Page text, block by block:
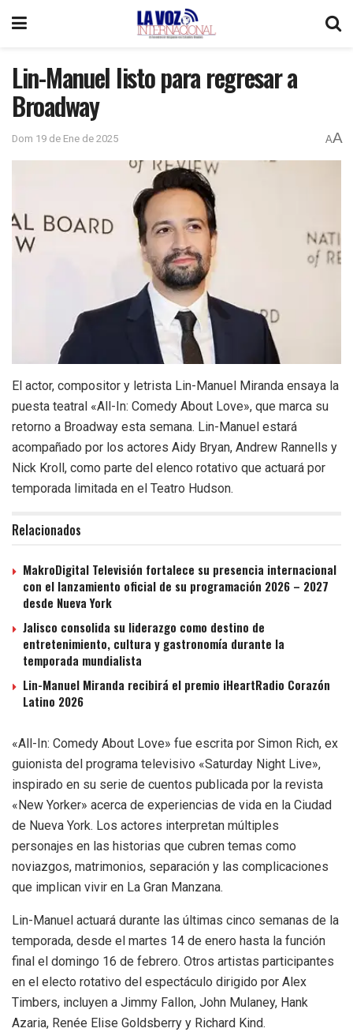
Lin-Manuel listo para regresar a
Broadway
Dom 19 de Ene de 2025 AA
El actor, compositor y letrista Lin-Manuel Miranda ensaya la
puesta teatral «All-In: Comedy About Love», que marca su
retorno a Broadway esta semana. Lin-Manuel estará
acompañado por los actores Aidy Bryan, Andrew Rannells y
Nick Kroll, como parte del elenco rotativo que actuará por
temporada limitada en el Teatro Hudson.
Relacionados
MakroDigital Televisión fortalece su presencia internacional
con el lanzamiento oficial de su programación 2026 – 2027
desde Nueva York
Jalisco consolida su liderazgo como destino de
entretenimiento, cultura y gastronomía durante la
temporada mundialista
Lin-Manuel Miranda recibirá el premio iHeartRadio Corazón
Latino 2026
«All-In: Comedy About Love» fue escrita por Simon Rich, ex
guionista del programa televisivo «Saturday Night Live»,
inspirado en su serie de cuentos publicada por la revista
«New Yorker» acerca de experiencias de vida en la Ciudad
de Nueva York. Los actores interpretan múltiples
personajes en las historias que cubren temas como
noviazgos, matrimonios, separación y las complicaciones
que implican vivir en La Gran Manzana.
Lin-Manuel actuará durante las últimas cinco semanas de la
temporada, desde el martes 14 de enero hasta la función
final el domingo 16 de febrero. Otros artistas participantes
en el electo rotativo del espectáculo dirigido por Alex
Timbers, incluyen a Jimmy Fallon, John Mulaney, Hank
Azaria, Renée Elise Goldsberry y Richard Kind.